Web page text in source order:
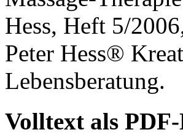
Hess, Heft 5/
Peter Hess®
Lebensberatung.
Volltext als